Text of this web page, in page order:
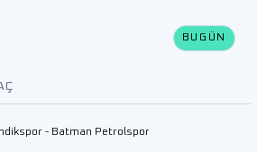
BUGÜN
- Batman Petrolspor